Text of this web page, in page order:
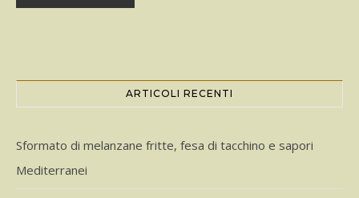
ARTICOLI RECENTI
Sformato di melanzane fritte, fesa di tacchino e sapori
Mediterranei